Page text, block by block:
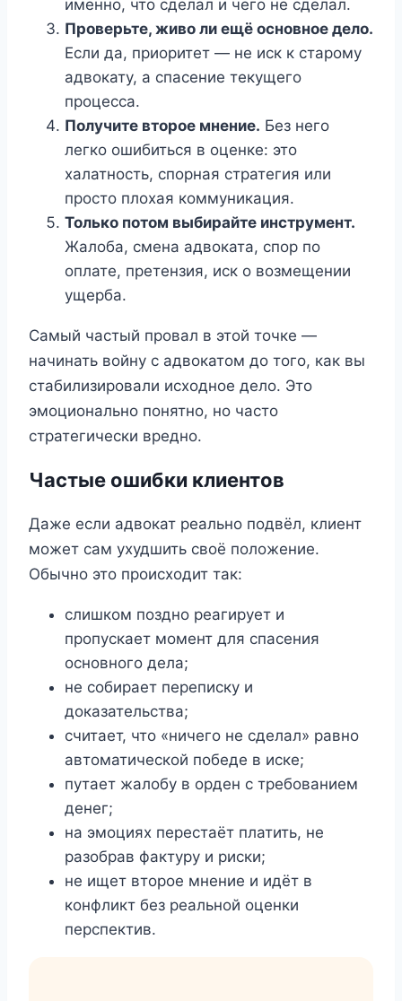
именно, что сделал и чего не сделал.
Проверьте, живо ли ещё основное дело.
Если да, приоритет — не иск к старому
адвокату, а спасение текущего
процесса.
Получите второе мнение. Без него
легко ошибиться в оценке: это
халатность, спорная стратегия или
просто плохая коммуникация.
Только потом выбирайте инструмент.
Жалоба, смена адвоката, спор по
оплате, претензия, иск о возмещении
ущерба.
Самый частый провал в этой точке —
начинать войну с адвокатом до того, как вы
стабилизировали исходное дело. Это
эмоционально понятно, но часто
стратегически вредно.
Частые ошибки клиентов
Даже если адвокат реально подвёл, клиент
может сам ухудшить своё положение.
Обычно это происходит так:
слишком поздно реагирует и
пропускает момент для спасения
основного дела;
не собирает переписку и
доказательства;
считает, что «ничего не сделал» равно
автоматической победе в иске;
путает жалобу в орден с требованием
денег;
на эмоциях перестаёт платить, не
разобрав фактуру и риски;
не ищет второе мнение и идёт в
конфликт без реальной оценки
перспектив.